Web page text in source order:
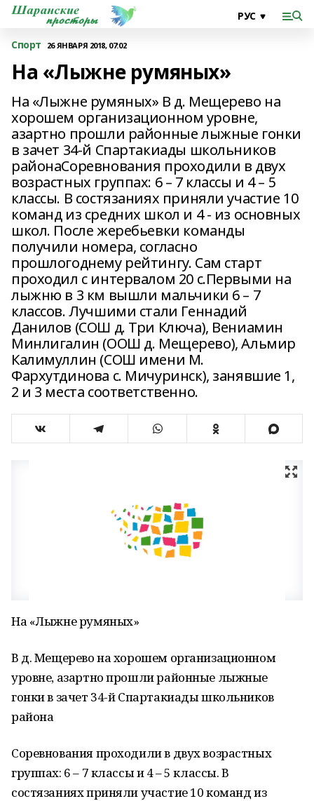
Спорт 26 ЯНВАРЯ 2018, 07:02
На «Лыжне румяных»
На «Лыжне румяных» В д. Мещерево на
хорошем организационном уровне,
азартно прошли районные лыжные гонки
в зачет 34-й Спартакиады школьников
районаСоревнования проходили в двух
возрастных группах: 6 – 7 классы и 4 – 5
классы. В состязаниях приняли участие 10
команд из средних школ и 4 - из основных
школ. После жеребьевки команды
получили номера, согласно
прошлогоднему рейтингу. Сам старт
проходил с интервалом 20 с.Первыми на
лыжню в 3 км вышли мальчики 6 – 7
классов. Лучшими стали Геннадий
Данилов (СОШ д. Три Ключа), Вениамин
Минлигалин (ООШ д. Мещерево), Альмир
Калимуллин (СОШ имени М.
Фархутдинова с. Мичуринск), занявшие 1,
2 и 3 места соответственно.
На «Лыжне румяных»
В д. Мещерево на хорошем организационном
уровне, азартно прошли районные лыжные
гонки в зачет 34-й Спартакиады школьников
района
Соревнования проходили в двух возрастных
группах: 6 – 7 классы и 4 – 5 классы. В
состязаниях приняли участие 10 команд из